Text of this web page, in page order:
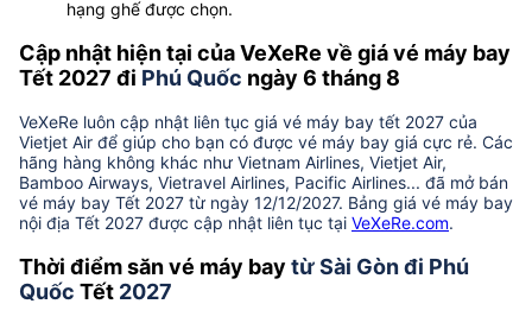
hạng ghế được chọn.
Cập nhật hiện tại của VeXeRe về giá vé máy bay
Tết 2027 đi Phú Quốc ngày 6 tháng 8
VeXeRe luôn cập nhật liên tục giá vé máy bay tết 2027 của
Vietjet Air để giúp cho bạn có được vé máy bay giá cực rẻ. Các
hãng hàng không khác như Vietnam Airlines, Vietjet Air,
Bamboo Airways, Vietravel Airlines, Pacific Airlines... đã mở bán
vé máy bay Tết 2027 từ ngày 12/12/2027. Bảng giá vé máy bay
nội địa Tết 2027 được cập nhật liên tục tại VeXeRe.com.
Thời điểm săn vé máy bay từ Sài Gòn đi Phú
Quốc Tết 2027